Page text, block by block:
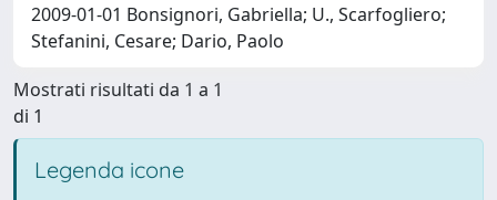
2009-01-01 Bonsignori, Gabriella; U., Scarfogliero;
Stefanini, Cesare; Dario, Paolo
Mostrati risultati da 1 a 1
di 1
Legenda icone